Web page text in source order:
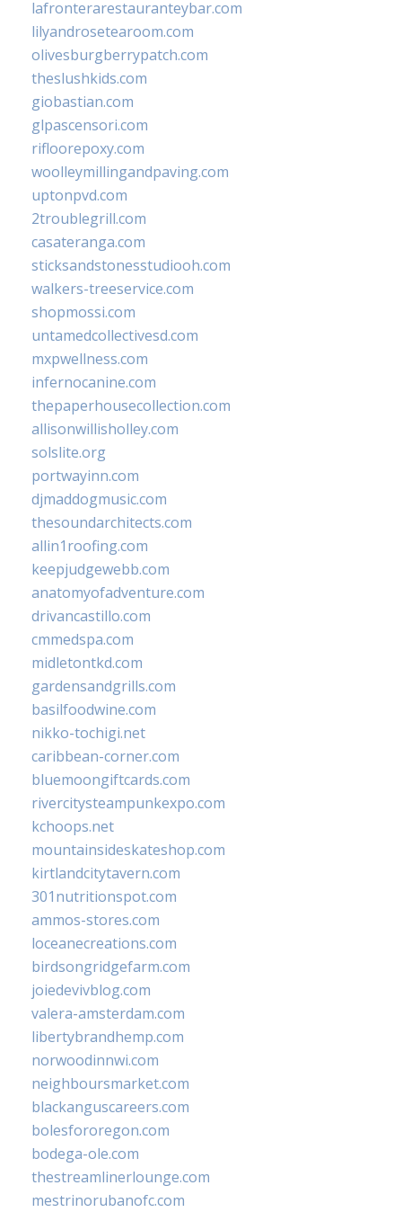
lafronterarestauranteybar.com
lilyandrosetearoom.com
olivesburgberrypatch.com
theslushkids.com
giobastian.com
glpascensori.com
rifloorepoxy.com
woolleymillingandpaving.com
uptonpvd.com
2troublegrill.com
casateranga.com
sticksandstonesstudiooh.com
walkers-treeservice.com
shopmossi.com
untamedcollectivesd.com
mxpwellness.com
infernocanine.com
thepaperhousecollection.com
allisonwillisholley.com
solslite.org
portwayinn.com
djmaddogmusic.com
thesoundarchitects.com
allin1roofing.com
keepjudgewebb.com
anatomyofadventure.com
drivancastillo.com
cmmedspa.com
midletontkd.com
gardensandgrills.com
basilfoodwine.com
nikko-tochigi.net
caribbean-corner.com
bluemoongiftcards.com
rivercitysteampunkexpo.com
kchoops.net
mountainsideskateshop.com
kirtlandcitytavern.com
301nutritionspot.com
ammos-stores.com
loceanecreations.com
birdsongridgefarm.com
joiedevivblog.com
valera-amsterdam.com
libertybrandhemp.com
norwoodinnwi.com
neighboursmarket.com
blackanguscareers.com
bolesfororegon.com
bodega-ole.com
thestreamlinerlounge.com
mestrinorubanofc.com